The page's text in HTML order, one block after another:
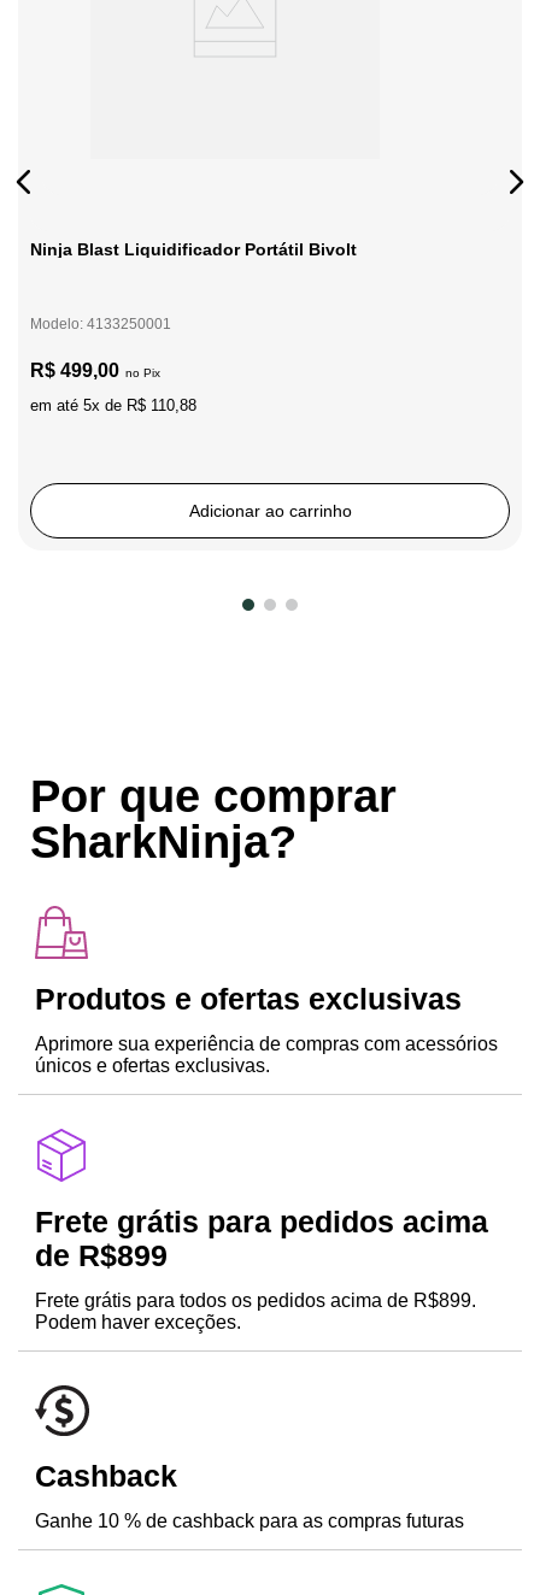
Ninja Blast Liquidificador Portátil Bivolt
Modelo: 4133250001
R$ 499,00
em até 5x de R$ 110,88
Adicionar ao carrinho
Por que comprar
SharkNinja?
Produtos e ofertas exclusivas
Aprimore sua experiência de compras com acessórios
únicos e ofertas exclusivas.
Frete grátis para pedidos acima
de R$899
Frete grátis para todos os pedidos acima de R$899.
Podem haver exceções.
Cashback
Ganhe 10 % de cashback para as compras futuras